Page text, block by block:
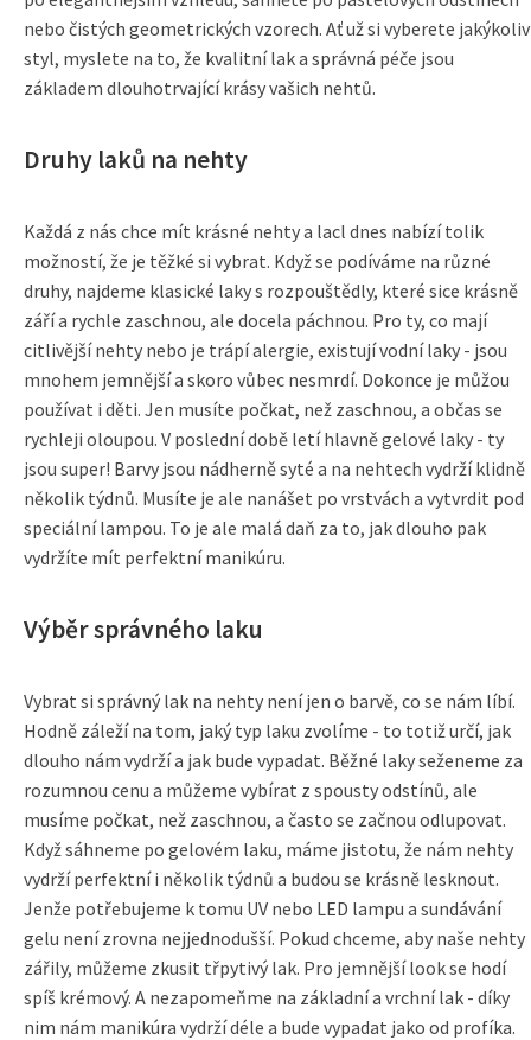
nebo čistých geometrických vzorech. Ať už si vyberete jakýkoliv
styl, myslete na to, že kvalitní lak a správná péče jsou
základem dlouhotrvající krásy vašich nehtů.
Druhy laků na nehty
Každá z nás chce mít krásné nehty a lacl dnes nabízí tolik
možností, že je těžké si vybrat. Když se podíváme na různé
druhy, najdeme klasické laky s rozpouštědly, které sice krásně
září a rychle zaschnou, ale docela páchnou. Pro ty, co mají
citlivější nehty nebo je trápí alergie, existují vodní laky - jsou
mnohem jemnější a skoro vůbec nesmrdí. Dokonce je můžou
používat i děti. Jen musíte počkat, než zaschnou, a občas se
rychleji oloupou. V poslední době letí hlavně gelové laky - ty
jsou super! Barvy jsou nádherně syté a na nehtech vydrží klidně
několik týdnů. Musíte je ale nanášet po vrstvách a vytvrdit pod
speciální lampou. To je ale malá daň za to, jak dlouho pak
vydržíte mít perfektní manikúru.
Výběr správného laku
Vybrat si správný lak na nehty není jen o barvě, co se nám líbí.
Hodně záleží na tom, jaký typ laku zvolíme - to totiž určí, jak
dlouho nám vydrží a jak bude vypadat. Běžné laky seženeme za
rozumnou cenu a můžeme vybírat z spousty odstínů, ale
musíme počkat, než zaschnou, a často se začnou odlupovat.
Když sáhneme po gelovém laku, máme jistotu, že nám nehty
vydrží perfektní i několik týdnů a budou se krásně lesknout.
Jenže potřebujeme k tomu UV nebo LED lampu a sundávání
gelu není zrovna nejjednodušší. Pokud chceme, aby naše nehty
zářily, můžeme zkusit třpytivý lak. Pro jemnější look se hodí
spíš krémový. A nezapomeňme na základní a vrchní lak - díky
nim nám manikúra vydrží déle a bude vypadat jako od profíka.